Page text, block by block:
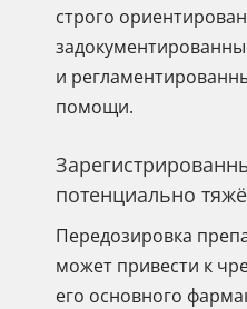
строго
и
помощи.
потенциально
Передозировка
может привести к
его основного